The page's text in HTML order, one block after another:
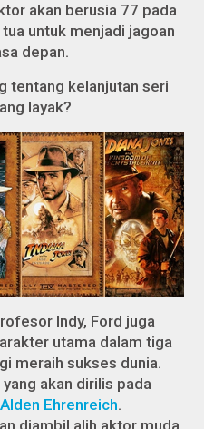
akan berusia 77 pada
untuk menjadi jagoan
depan.
tentang kelanjutan seri
layak?
Indy, Ford juga
utama dalam tiga
meraih sukses dunia.
akan dirilis pada
Alden Ehrenreich.